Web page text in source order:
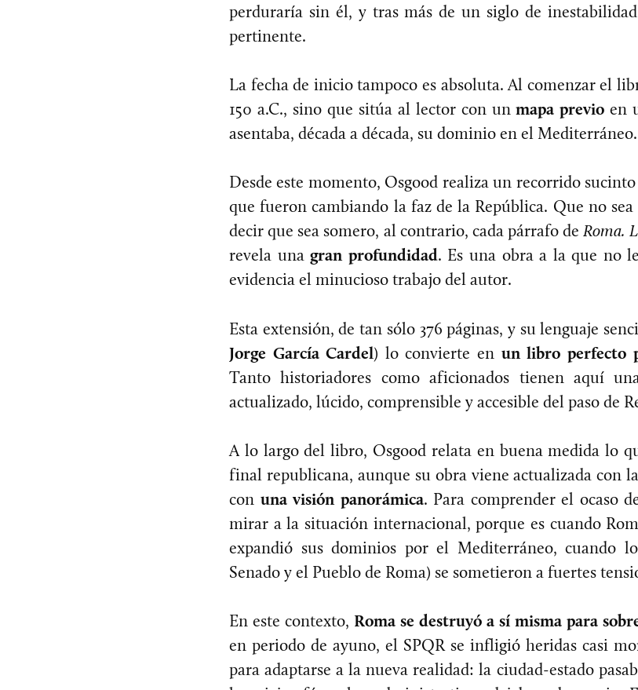
perduraría sin él, y tras más de un siglo de
pertinente.
La fecha de inicio tampoco es absoluta. Al comenzar el
150 a.C., sino que sitúa al lector con unmapa previo en
asentaba, década a década, su dominio en el Mediterráneo.
Desde este momento, Osgood realiza un recorrido
que fueron cambiando la faz de la República. Que no
decir que sea somero, al contrario, cada párrafo deRoma.
revela unagran profundidad. Es una obra a la que no
evidencia el minucioso trabajo del autor.
Esta extensión, de tan sólo 376 páginas, y su lenguaje
Jorge García Cardel) lo convierte en un libro perfecto
Tanto historiadores como aficionados tienen aquí
actualizado, lúcido, comprensible y accesible del paso de
A lo largo del libro, Osgood relata en buena medida lo
final republicana, aunque su obra viene actualizada con
con una visión panorámica. Para comprender el ocaso
mirar a la situación internacional, porque es cuando
expandió sus dominios por el Mediterráneo, cuando
Senado y el Pueblo de Roma) se sometieron a fuertes
En este contexto, Roma se destruyó a sí misma para
en periodo de ayuno, el SPQR se infligió heridas casi
para adaptarse a la nueva realidad: la ciudad-estado